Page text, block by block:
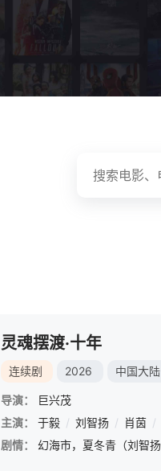
灵魂摆渡·十年
连续剧 2026 中国大陆
导演：
巨兴茂
主演：
于毅 / 刘智扬 / 肖茵 /
剧情：